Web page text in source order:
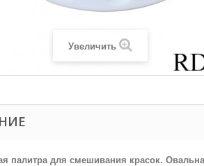
Увеличить
палитра для смешивания красок.